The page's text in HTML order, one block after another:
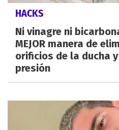
HACKS
Ni vinagre ni
MEJOR manera de
orificios de la ducha y
presión